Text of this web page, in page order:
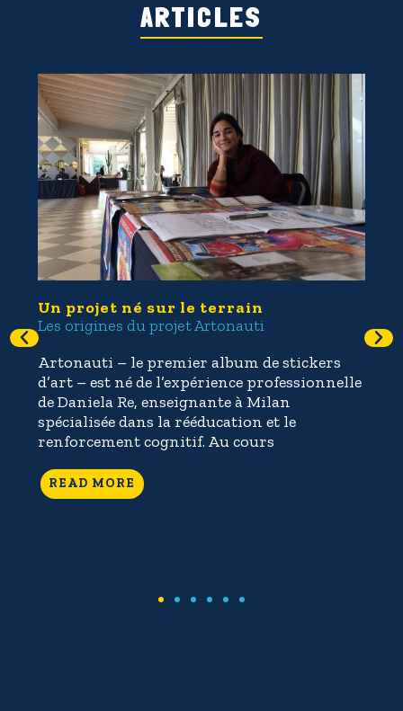
ARTICLES
Un projet né sur le terrain
Les origines du projet Artonauti
Artonauti – le premier album de stickers
d’art – est né de l’expérience professionnelle
de Daniela Re, enseignante à Milan
spécialisée dans la rééducation et le
renforcement cognitif. Au cours
READ MORE